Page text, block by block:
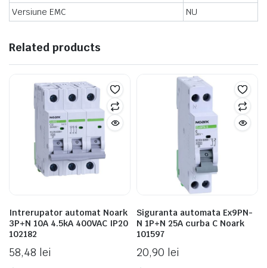
Versiune EMC
NU
Related products
Intrerupator automat Noark
3P+N 10A 4.5kA 400VAC IP20
102182
58,48 lei
Siguranta automata Ex9PN-
N 1P+N 25A curba C Noark
101597
20,90 lei